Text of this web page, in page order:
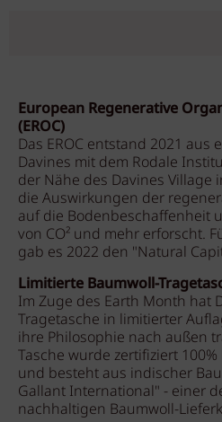
European Regenerative
(EROC)
Das EROC entstand 2021 aus
Davines mit dem Rodale
der Nähe des Davines Village
die Auswirkungen der
auf die Bodenbeschaffenheit
von CO² und mehr erforscht.
gab es 2022 den "Natural
Limitierte Baumwoll-
Im Zuge des Earth Month hat
Tragetasche in limitierter
ihre Philosophie nach außen
Tasche wurde zertifiziert
und besteht aus indischer
Gallant International" - einer
nachhaltigen Baumwoll-